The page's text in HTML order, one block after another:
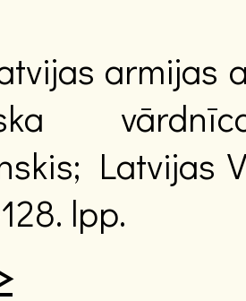
armijas
Latvijas
lpp.